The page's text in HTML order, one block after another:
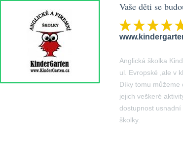
Vaše děti se
Anglická školka
ul. Evropské ,ale v
Díky tomu
jejich veškeré
dostupnost
školky.